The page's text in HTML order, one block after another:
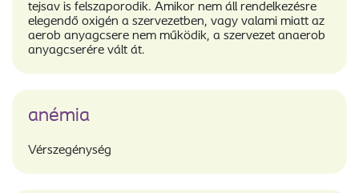
tejsav is felszaporodik. Amikor nem áll rendelkezésre
elegendő oxigén a szervezetben, vagy valami miatt az
aerob anyagcsere nem működik, a szervezet anaerob
anyagcserére vált át.
anémia
Vérszegénység